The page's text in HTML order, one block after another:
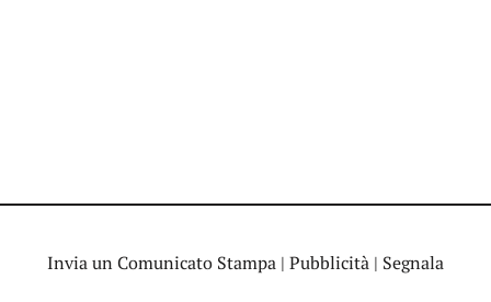
Invia un Comunicato Stampa | Pubblicità | Segnala